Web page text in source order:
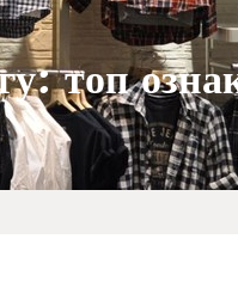
топ ознак